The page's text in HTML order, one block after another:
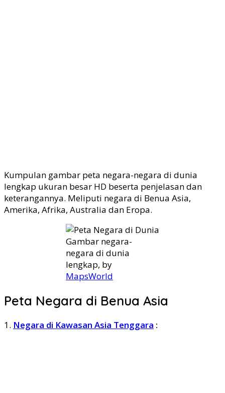
Kumpulan gambar peta negara-negara di dunia
lengkap ukuran besar HD beserta penjelasan dan
keterangannya. Meliputi negara di Benua Asia,
Amerika, Afrika, Australia dan Eropa.
Gambar negara-
negara di dunia
lengkap, by
MapsWorld
Peta Negara di Benua Asia
1. Negara di Kawasan Asia Tenggara :